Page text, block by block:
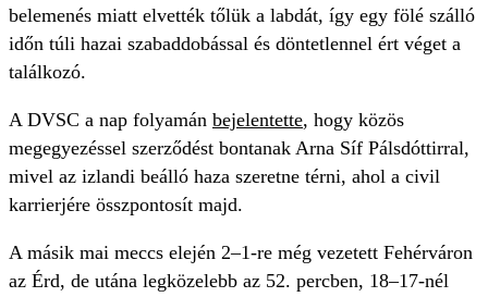
belemenés miatt elvették tőlük a labdát, így egy fölé szálló
időn túli hazai szabaddobással és döntetlennel ért véget a
találkozó.
A DVSC a nap folyamán bejelentette, hogy közös
megegyezéssel szerződést bontanak Arna Síf Pálsdóttirral,
mivel az izlandi beálló haza szeretne térni, ahol a civil
karrierjére összpontosít majd.
A másik mai meccs elején 2–1-re még vezetett Fehérváron
az Érd, de utána legközelebb az 52. percben, 18–17-nél